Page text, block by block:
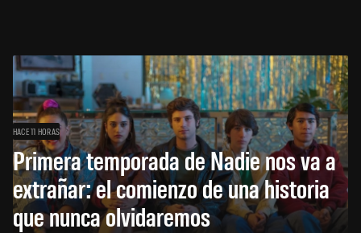
HACE 11 HORAS
Primera temporada de Nadie nos va a
extrañar: el comienzo de una historia
que nunca olvidaremos